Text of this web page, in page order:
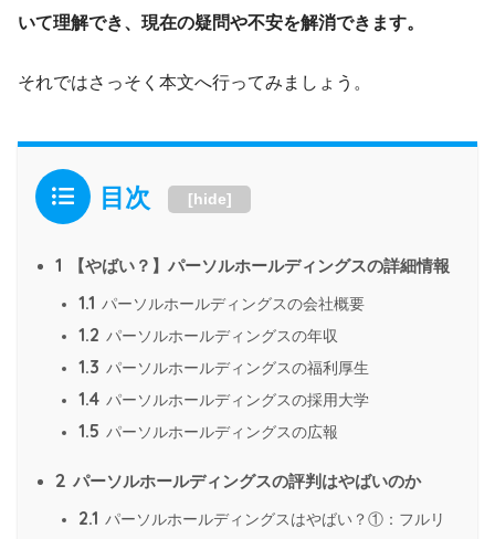
いて理解でき、現在の疑問や不安を解消できます。
それではさっそく本文へ行ってみましょう。
目次 [hide]
1 【やばい？】パーソルホールディングスの詳細情報
1.1 パーソルホールディングスの会社概要
1.2 パーソルホールディングスの年収
1.3 パーソルホールディングスの福利厚生
1.4 パーソルホールディングスの採用大学
1.5 パーソルホールディングスの広報
2 パーソルホールディングスの評判はやばいのか
2.1 パーソルホールディングスはやばい？①：フルリ